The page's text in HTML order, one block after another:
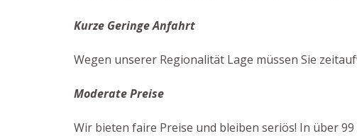
Kurze Geringe Anfahrt
Wegen unserer Regionalität Lage müssen Sie
Moderate Preise
Wir bieten faire Preise und bleiben seriös! In über